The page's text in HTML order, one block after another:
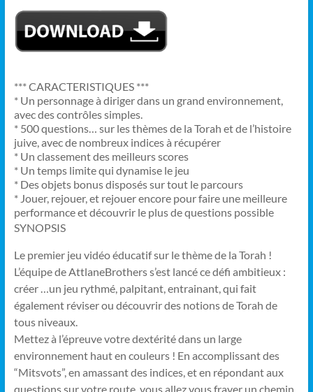
*** CARACTERISTIQUES ***
* Un personnage à diriger dans un grand environnement,
avec des contrôles simples.
* 500 questions…
sur les thèmes de la Torah et de l’histoire
juive, avec de nombreux indices à récupérer
* Un classement des meilleurs scores
* Un temps limite qui dynamise le jeu
* Des objets bonus disposés sur tout le parcours
* Jouer, rejouer, et rejouer encore pour faire une meilleure
performance et découvrir le plus de questions possible
SYNOPSIS
Le premier jeu vidéo éducatif sur le thème de la Torah !
L’équipe de AttlaneBrothers s’est lancé ce défi ambitieux :
créer
un jeu rythmé, palpitant, entrainant, qui fait
également réviser ou découvrir des notions de Torah de
tous niveaux.
Mettez à l’épreuve votre dextérité dans un large
environnement haut en couleurs ! En accomplissant des
“Mitsvots”, en amassant des indices, et en répondant aux
questions sur votre route, vous allez vous frayer un chemin